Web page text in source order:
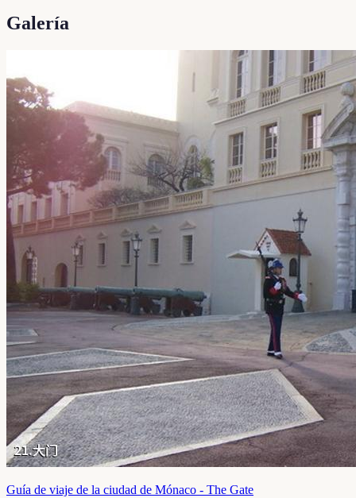
Galería
Guía de viaje de la ciudad de Mónaco - The Gate